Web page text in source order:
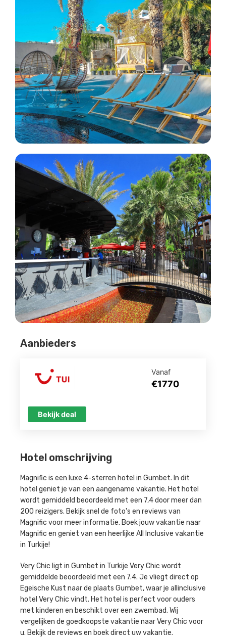
Hotel omschrijving
Magnific is een luxe 4-sterren hotel in Gumbet. In dit
hotel geniet je van een aangename vakantie. Het hotel
wordt gemiddeld beoordeeld met een 7,4 door meer dan
200 reizigers. Bekijk snel de foto's en reviews van
Magnific voor meer informatie. Boek jouw vakantie naar
Magnific en geniet van een heerlijke All Inclusive vakantie
in Turkije!
Very Chic ligt in Gumbet in Turkije Very Chic wordt
gemiddelde beoordeeld met een 7.4. Je vliegt direct op
Egeische Kust naar de plaats Gumbet, waar je allinclusive
hotel Very Chic vindt. Het hotel is perfect voor ouders
met kinderen en beschikt over een zwembad. Wij
vergelijken de goedkoopste vakantie naar Very Chic voor
u. Bekijk de reviews en boek direct uw vakantie.
Aanbieders
Vanaf
€1770
Bekijk deal